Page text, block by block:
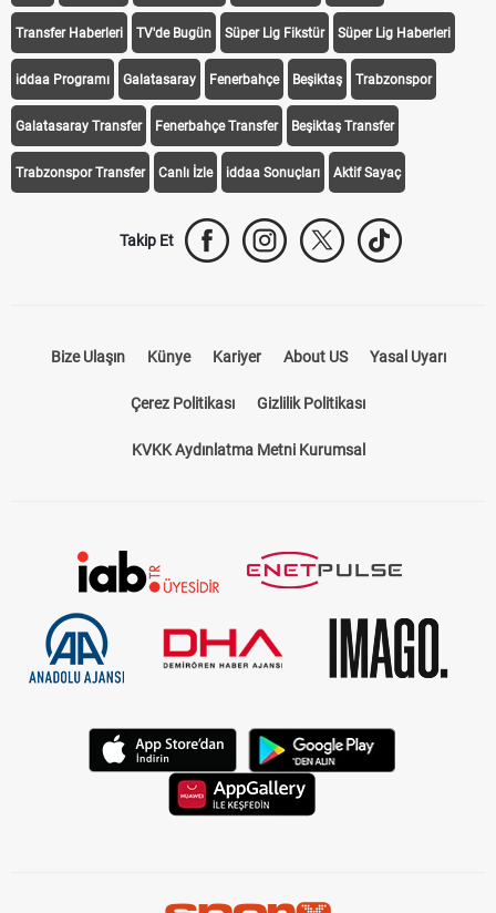
Transfer Haberleri TV'de Bugün Süper Lig Fikstür Süper Lig Haberleri
iddaa Programı Galatasaray Fenerbahçe Beşiktaş Trabzonspor
Galatasaray Transfer Fenerbahçe Transfer Beşiktaş Transfer
Trabzonspor Transfer Canlı İzle iddaa Sonuçları Aktif Sayaç
Takip Et
Bize Ulaşın Künye Kariyer About US Yasal Uyarı
Çerez Politikası Gizlilik Politikası
KVKK Aydınlatma Metni Kurumsal